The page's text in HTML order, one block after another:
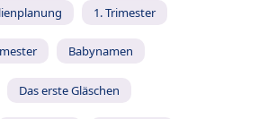
1. Trimester
Babynamen
Das erste Gläschen